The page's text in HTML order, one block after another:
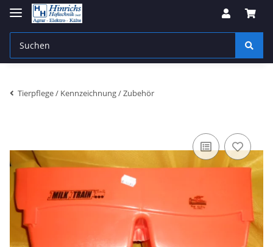
Tierpflege / Kennzeichnung / Zubehör